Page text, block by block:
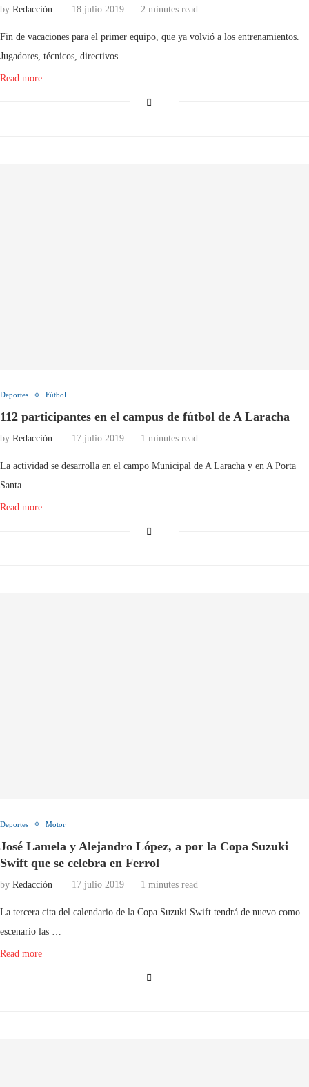
by Redacción 18 julio 2019 2 minutes read
Fin de vacaciones para el primer equipo, que ya volvió a los entrenamientos.
Jugadores, técnicos, directivos …
Read more
Deportes Fútbol
112 participantes en el campus de fútbol de A Laracha
by Redacción 17 julio 2019 1 minutes read
La actividad se desarrolla en el campo Municipal de A Laracha y en A Porta
Santa …
Read more
Deportes Motor
José Lamela y Alejandro López, a por la Copa Suzuki
Swift que se celebra en Ferrol
by Redacción 17 julio 2019 1 minutes read
La tercera cita del calendario de la Copa Suzuki Swift tendrá de nuevo como
escenario las …
Read more